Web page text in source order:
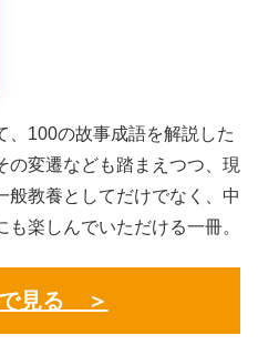
、100の故事成語を解説した
の変遷なども踏まえつつ、現
般教養としてだけでなく、中
楽しんでいただける一冊。
見る ＞